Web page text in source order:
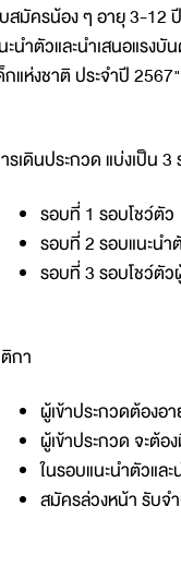
สมัครน้อง ๆ อายุ 3-12
ะนำตัวและนำเสนอแรง
กแห่งชาติ ประจำปี 2567"
รเดินประกวด แบ่งเป็น
รอบที่ 1 รอบโชว์ตัว
รอบที่ 2 รอบแนะนำ
รอบที่ 3 รอบโชว์ตั
กา
ผู้เข้าประกวดต้องอ
ผู้เข้าประกวด จะต้
ในรอบแนะนำตัวแล
สมัครล่วงหน้า รับจ